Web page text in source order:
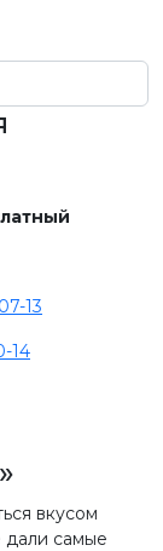
13
14
вкусом
дали самые